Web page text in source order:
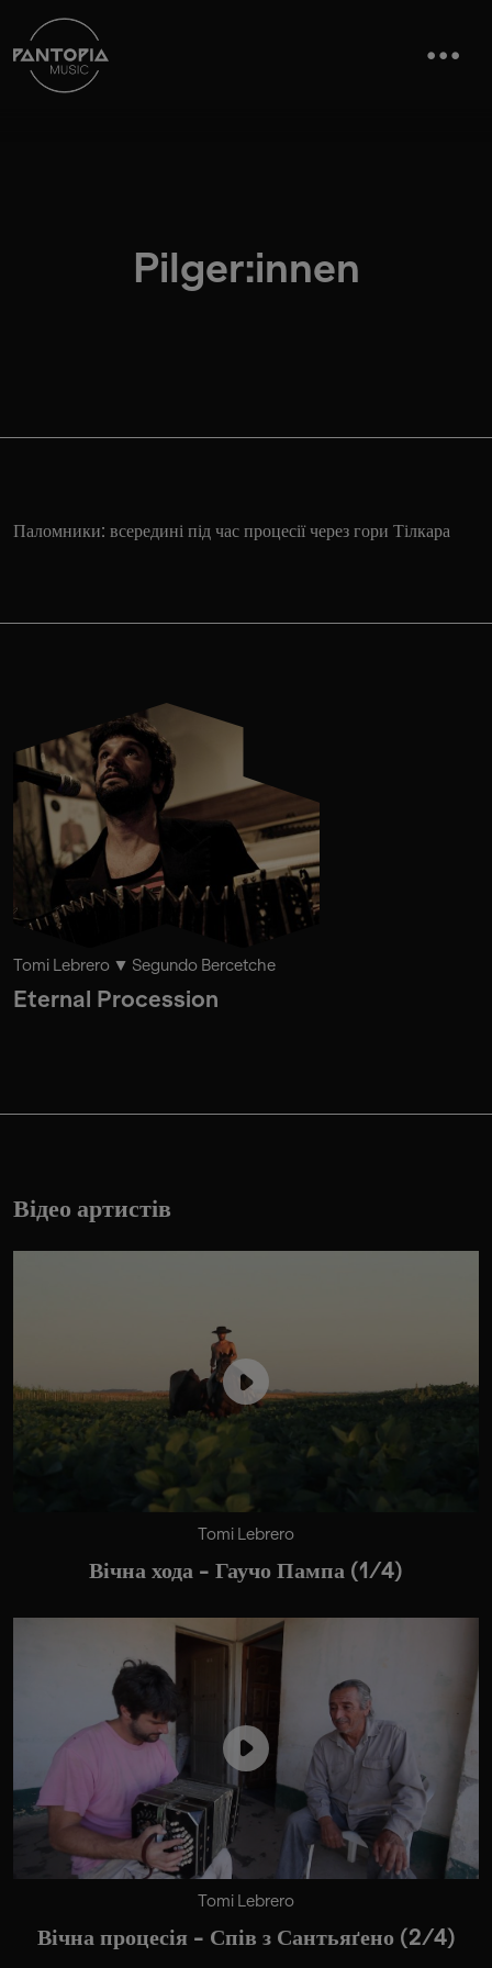
Pilger:innen
Паломники: всередині під час процесії через гори Тілкара
Tomi Lebrero Segundo Bercetche
Eternal Procession
Відео артистів
Tomi Lebrero
Вічна хода - Гаучо Пампа (1/4)
Tomi Lebrero
Вічна процесія - Спів з Сантьяґено (2/4)